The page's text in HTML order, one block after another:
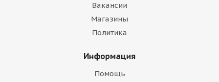
Вакансии
Магазины
Политика
Информация
Помощь